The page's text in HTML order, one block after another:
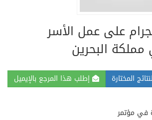
على عمل الأسر
البحرين
المختارة إطلب هذا المرجع بالإيميل
في مؤتمر